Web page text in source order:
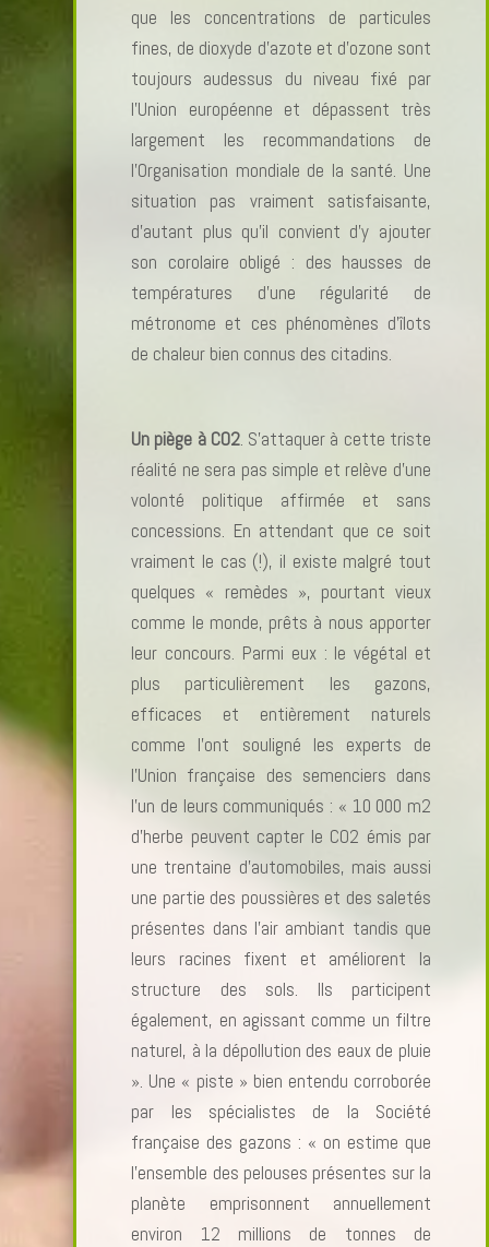
que les concentrations de particules
fines, de dioxyde d’azote et d’ozone sont
toujours audessus du niveau fixé par
l’Union européenne et dépassent très
largement les recommandations de
l’Organisation mondiale de la santé. Une
situation pas vraiment satisfaisante,
d’autant plus qu’il convient d’y ajouter
son corolaire obligé : des hausses de
températures d’une régularité de
métronome et ces phénomènes d’îlots
de chaleur bien connus des citadins.
Un piège à CO2. S’attaquer à cette triste
réalité ne sera pas simple et relève d’une
volonté politique affirmée et sans
concessions. En attendant que ce soit
vraiment le cas (!), il existe malgré tout
quelques « remèdes », pourtant vieux
comme le monde, prêts à nous apporter
leur concours. Parmi eux : le végétal et
plus particulièrement les gazons,
efficaces et entièrement naturels
comme l’ont souligné les experts de
l’Union française des semenciers dans
l’un de leurs communiqués : « 10 000 m2
d’herbe peuvent capter le CO2 émis par
une trentaine d’automobiles, mais aussi
une partie des poussières et des saletés
présentes dans l’air ambiant tandis que
leurs racines fixent et améliorent la
structure des sols. Ils participent
également, en agissant comme un filtre
naturel, à la dépollution des eaux de pluie
». Une « piste » bien entendu corroborée
par les spécialistes de la Société
française des gazons : « on estime que
l’ensemble des pelouses présentes sur la
planète emprisonnent annuellement
environ 12 millions de tonnes de